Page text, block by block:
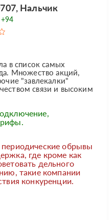
Нальчик
+94
в список самых
Множество акций,
"завлекалки"
связи и высоким
обрывы
где кроме как
дельного
такие компании
конкуренции.